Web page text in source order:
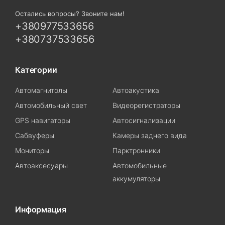
Остались вопросы? Звоните нам!
+380977533656
+380737533656
Категории
Автомагнитолы
Автоакустика
Автомобильный свет
Видеорегистраторы
GPS навигаторы
Автосигнализации
Сабвуферы
Камеры заднего вида
Мониторы
Парктронники
Автоаксесуары
Автомобильные
аккумуляторы
Информация